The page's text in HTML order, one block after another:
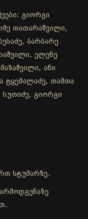
გიორგი
თათარაშვილი,
ბარბარე
ელენე
ანი
ტყემალაძე, თამთა
სუთიძე, გიორგი
სტუმარზე.